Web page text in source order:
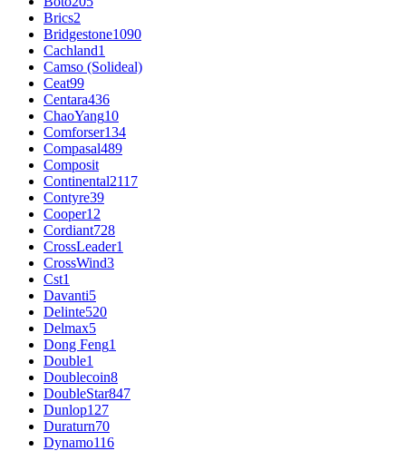
Brics2
Bridgestone1090
Cachland1
Camso (Solideal)
Ceat99
Centara436
ChaoYang10
Comforser134
Compasal489
Composit
Continental2117
Contyre39
Cooper12
Cordiant728
CrossLeader1
CrossWind3
Cst1
Davanti5
Delinte520
Delmax5
Dong Feng1
Double1
Doublecoin8
DoubleStar847
Dunlop127
Duraturn70
Dynamo116